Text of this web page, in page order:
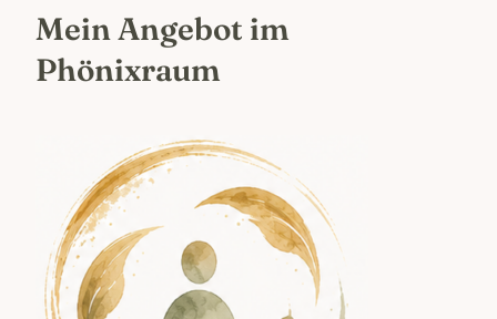
Mein Angebot im
Phönixraum